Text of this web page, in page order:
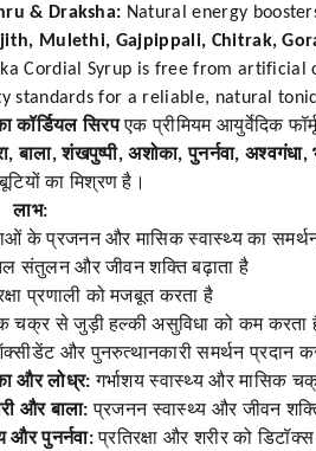
& Draksha: Natural energy
Mulethi, Gajpippali, Chitrak,
Cordial Syrup is free from
standards for a reliable, natural
कॉर्डियल सिरपएक प्रीमियम आयुर्वेदिक
बाला, शंखपुष्पी, अशोका, पुनर्नवा,
का मिश्रण है।
के प्रजनन और मासिक स्वास्थ्य का
संतुलन और जीवन शक्ति बढ़ाता है
प्रणाली को मजबूत करता है
चक्र से जुड़ी हल्की असुविधा को कम करता
और पुनरुत्थानकारी समर्थन प्रदान
और लोध्र: गर्भाशय स्वास्थ्य और मासिक
और बाला: प्रजनन स्वास्थ्य और जीवन
और पुनर्नवा:प्रतिरक्षा और शरीर को